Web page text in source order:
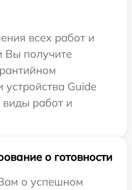
всех работ и
Вы получите
Guide
работ и
о готовности
о успешном